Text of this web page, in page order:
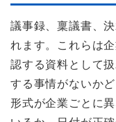
議事録、稟議書、
れます。これらは
認する資料として
する事情がないか
形式が企業ごとに